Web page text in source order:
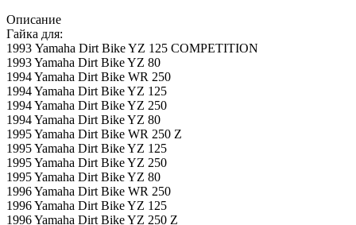
Описание
Гайка для:
1993 Yamaha Dirt Bike YZ 125 COMPETITION
1993 Yamaha Dirt Bike YZ 80
1994 Yamaha Dirt Bike WR 250
1994 Yamaha Dirt Bike YZ 125
1994 Yamaha Dirt Bike YZ 250
1994 Yamaha Dirt Bike YZ 80
1995 Yamaha Dirt Bike WR 250 Z
1995 Yamaha Dirt Bike YZ 125
1995 Yamaha Dirt Bike YZ 250
1995 Yamaha Dirt Bike YZ 80
1996 Yamaha Dirt Bike WR 250
1996 Yamaha Dirt Bike YZ 125
1996 Yamaha Dirt Bike YZ 250 Z